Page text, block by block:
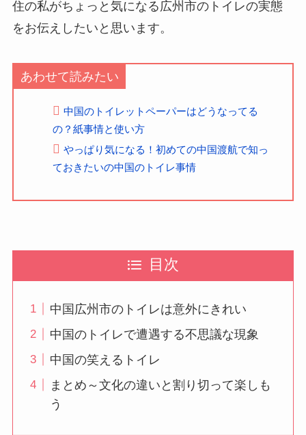
住の私がちょっと気になる広州市のトイレの実態
をお伝えしたいと思います。
あわせて読みたい
中国のトイレットペーパーはどうなってる
の？紙事情と使い方
やっぱり気になる！初めての中国渡航で知っ
ておきたいの中国のトイレ事情
目次
中国広州市のトイレは意外にきれい
中国のトイレで遭遇する不思議な現象
中国の笑えるトイレ
まとめ～文化の違いと割り切って楽しも
う